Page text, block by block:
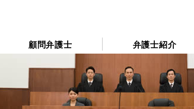
顧問弁護士 弁護士紹介